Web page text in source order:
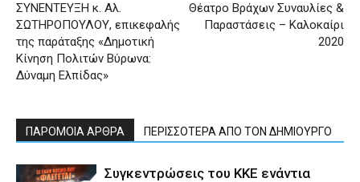
ΣΥΝΕΝΤΕΥΞΗ κ. Αλ.
ΣΩΤΗΡΟΠΟΥΛΟΥ, επικεφαλής
της παράταξης «Δηµοτική
Κίνηση Πολιτών Βύρωνα:
Δύναµη Ελπίδας»
Θέατρο Βράχων Συναυλίες &
Παραστάσεις – Καλοκαίρι
2020
ΠΑΡΟΜΟΙΑ ΑΡΘΡΑ ΠΕΡΙΣΣΟΤΕΡΑ ΑΠΟ ΤΟΝ ΔΗΜΙΟΥΡΓΟ
Συγκεντρώσεις του ΚΚΕ ενάντια